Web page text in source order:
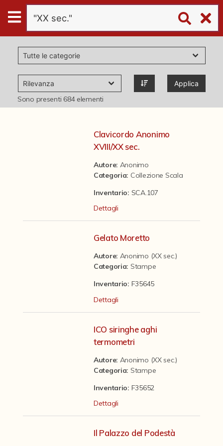
Digital
Humanities
Donazioni
Pubblicazioni
Il progetto Digital Humanities
Contattaci
Applica
Sono presenti 684elementi
Clavicordo Anonimo
XVIII/XX sec.
Autore: Anonimo
Categoria: Collezione Scala
Inventario: SCA.107
Dettagli
Gelato Moretto
Autore: Anonimo (XX sec.)
Categoria: Stampe
Inventario: F35645
Dettagli
ICO siringhe aghi
termometri
Autore: Anonimo (XX sec.)
Categoria: Stampe
Inventario: F35652
Dettagli
Il Palazzo del Podestà